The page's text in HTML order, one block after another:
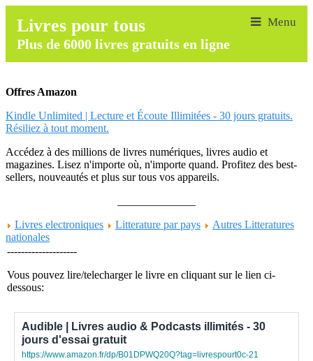
Livres pour tous
Plus de 6000 livres gratuits en ligne
Offres Amazon
Kindle Unlimited | Lecture et Écoute Illimitées - 30 jours gratuits.
Résiliez à tout moment.
Accédez à des millions de livres numériques, livres audio et
magazines. Lisez n'importe où, n'importe quand. Profitez des best-
sellers, nouveautés et plus sur tous vos appareils.
Livres electroniques
Litterature par pays
Autres Litteratures
nationales
--------------------
Vous pouvez lire/telecharger le livre en cliquant sur le lien ci-
dessous:
Audible | Livres audio & Podcasts illimités - 30
jours d'essai gratuit
https://www.amazon.fr/dp/B01DPWQ20Q?tag=livrespourt0c-21